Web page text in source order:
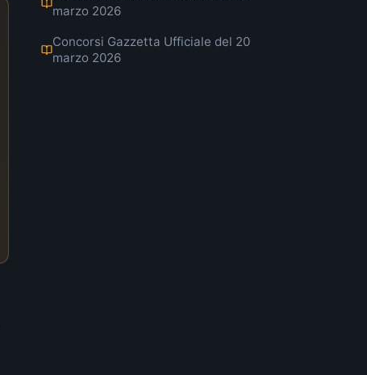
marzo 2026
Concorsi Gazzetta Ufficiale del 20
marzo 2026